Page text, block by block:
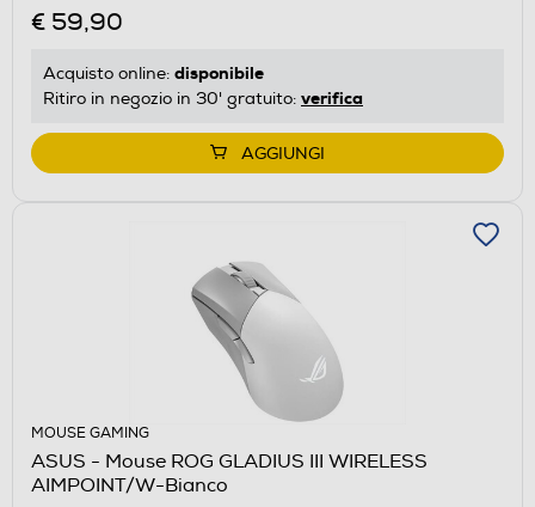
€ 59,90
Acquisto online: disponibile
Ritiro in negozio in 30' gratuito: verifica
AGGIUNGI
MOUSE GAMING
ASUS - Mouse ROG GLADIUS III WIRELESS
AIMPOINT/W-Bianco